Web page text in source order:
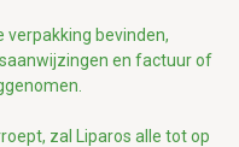
verpakking bevinden,
en factuur of
zal Liparos alle tot op